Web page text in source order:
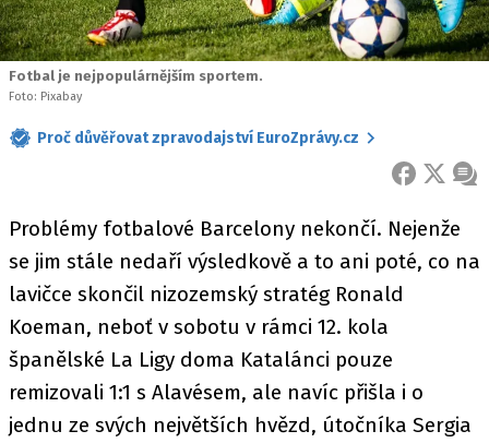
Fotbal je nejpopulárnějším sportem.
Foto: Pixabay
Proč důvěřovat zpravodajství EuroZprávy.cz
FACEBOOK
X
Problémy fotbalové Barcelony nekončí. Nejenže
se jim stále nedaří výsledkově a to ani poté, co na
lavičce skončil nizozemský stratég Ronald
Koeman, neboť v sobotu v rámci 12. kola
španělské La Ligy doma Katalánci pouze
remizovali 1:1 s Alavésem, ale navíc přišla i o
jednu ze svých největších hvězd, útočníka Sergia